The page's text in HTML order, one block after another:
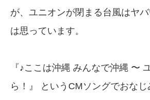
が、ユニオンが閉まる台風はヤ
は思っています。
『♪ここは沖縄 みんなで沖縄 〜
ら！』 というCMソングでおなじ